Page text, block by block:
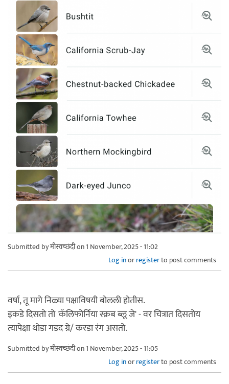
Submitted byमीस्वच्छंदीon 1 November, 2025 - 11:02
Log inorregisterto post comments
वर्षा, तू मागे निळ्या पक्षाविषयी बोलली होतीस.
इकडे दिसतो तो 'कॅलिफोर्निया स्क्रब ब्लू जे' - वर चित्रात दिसतोय
त्यापेक्षा थोडा गडद ग्रे/ करडा रंग असतो.
Submitted byमीस्वच्छंदीon 1 November, 2025 - 11:05
Log inorregisterto post comments